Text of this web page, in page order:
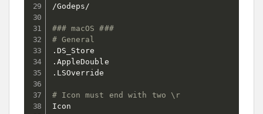
/Godeps/
### macOS ###
# General
.DS_Store
.AppleDouble
.LSOverride
# Icon must end with two \r
Icon